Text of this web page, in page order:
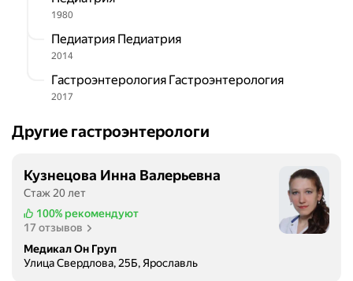
1980
Педиатрия Педиатрия
2014
Гастроэнтерология Гастроэнтерология
2017
Другие гастроэнтерологи
Кузнецова Инна Валерьевна
Стаж 20 лет
100% рекомендуют
17 отзывов
Медикал Он Груп
Улица Свердлова, 25Б, Ярославль